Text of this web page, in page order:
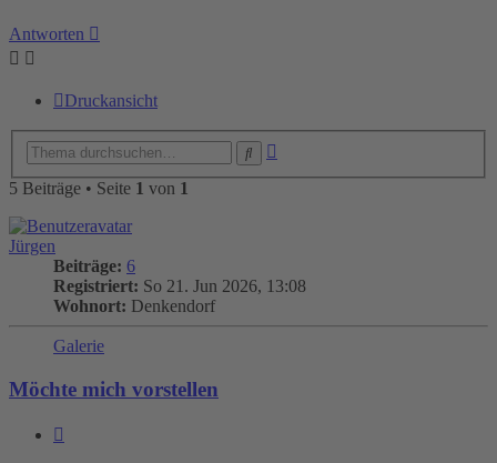
Antworten
Druckansicht
5 Beiträge • Seite 1 von 1
Jürgen
Beiträge: 6
Registriert: So 21. Jun 2026, 13:08
Wohnort: Denkendorf
Galerie
Möchte mich vorstellen